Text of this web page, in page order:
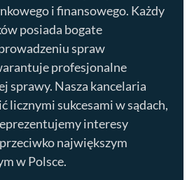
i finansowego. Każdy
posiada bogate
spraw
profesjonalne
sprawy. Nasza kancelaria
licznymi sukcesami w sądach,
interesy
największym
w Polsce.